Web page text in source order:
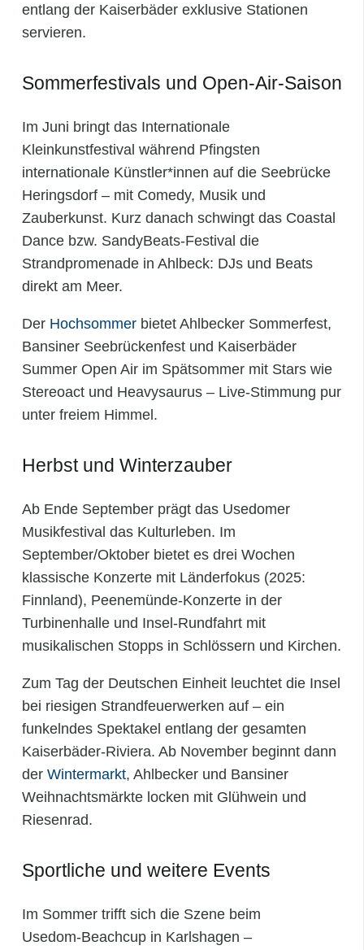
entlang der Kaiserbäder exklusive Stationen
servieren.
Sommerfestivals und Open-Air‑Saison
Im Juni bringt das Internationale
Kleinkunstfestival während Pfingsten
internationale Künstler*innen auf die Seebrücke
Heringsdorf – mit Comedy, Musik und
Zauberkunst. Kurz danach schwingt das Coastal
Dance bzw. SandyBeats-Festival die
Strandpromenade in Ahlbeck: DJs und Beats
direkt am Meer.
Der Hochsommer bietet Ahlbecker Sommerfest,
Bansiner Seebrückenfest und Kaiserbäder
Summer Open Air im Spätsommer mit Stars wie
Stereoact und Heavysaurus – Live-Stimmung pur
unter freiem Himmel.
Herbst und Winterzauber
Ab Ende September prägt das Usedomer
Musikfestival das Kulturleben. Im
September/Oktober bietet es drei Wochen
klassische Konzerte mit Länderfokus (2025:
Finnland), Peenemünde‑Konzerte in der
Turbinenhalle und Insel‑Rundfahrt mit
musikalischen Stopps in Schlössern und Kirchen.
Zum Tag der Deutschen Einheit leuchtet die Insel
bei riesigen Strandfeuerwerken auf – ein
funkelndes Spektakel entlang der gesamten
Kaiserbäder-Riviera. Ab November beginnt dann
der Wintermarkt, Ahlbecker und Bansiner
Weihnachtsmärkte locken mit Glühwein und
Riesenrad.
Sportliche und weitere Events
Im Sommer trifft sich die Szene beim
Usedom‑Beachcup in Karlshagen –